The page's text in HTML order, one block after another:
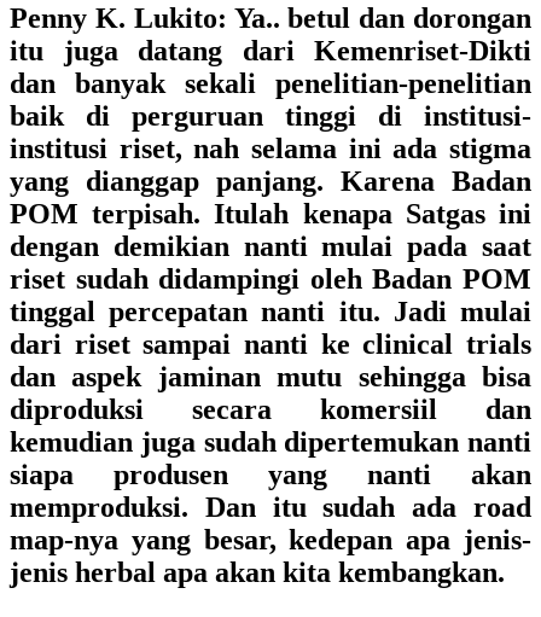
Penny K. Lukito: Ya.. betul dan dorongan
itu juga datang dari Kemenriset-Dikti
dan banyak sekali penelitian-penelitian
baik di perguruan tinggi di institusi-
institusi riset, nah selama ini ada stigma
yang dianggap panjang. Karena Badan
POM terpisah. Itulah kenapa Satgas ini
dengan demikian nanti mulai pada saat
riset sudah didampingi oleh Badan POM
tinggal percepatan nanti itu. Jadi mulai
dari riset sampai nanti ke clinical trials
dan aspek jaminan mutu sehingga bisa
diproduksi secara komersiil dan
kemudian juga sudah dipertemukan nanti
siapa produsen yang nanti akan
memproduksi. Dan itu sudah ada road
map-nya yang besar, kedepan apa jenis-
jenis herbal apa akan kita kembangkan.